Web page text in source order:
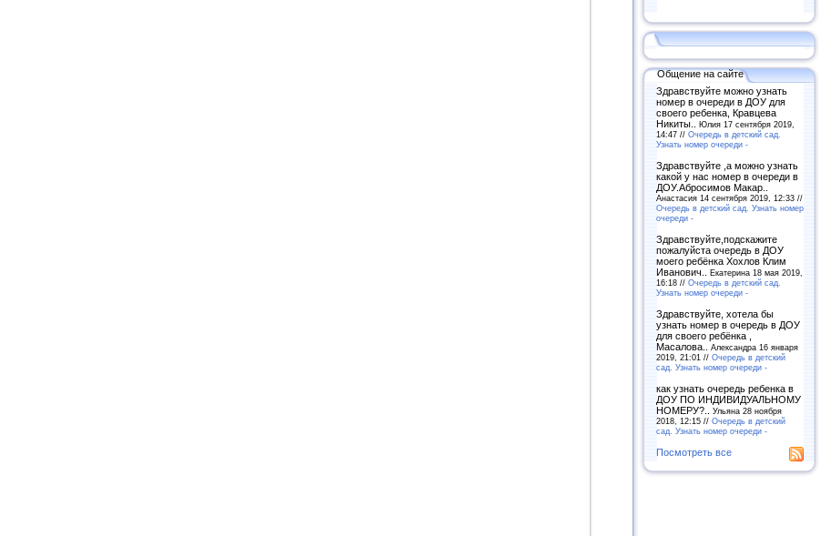
Общение на сайте
Здравствуйте можно узнать
номер в очереди в ДОУ для
своего ребенка, Кравцева
Никиты.. Юлия 17 сентября 2019,
14:47 // Очередь в детский сад.
Узнать номер очереди -
Здравствуйте ,а можно узнать
какой у нас номер в очереди в
ДОУ.Абросимов Макар..
Анастасия 14 сентября 2019, 12:33 //
Очередь в детский сад. Узнать номер
очереди -
Здравствуйте,подскажите
пожалуйста очередь в ДОУ
моего ребёнка Хохлов Клим
Иванович.. Екатерина 18 мая 2019,
16:18 // Очередь в детский сад.
Узнать номер очереди -
Здравствуйте, хотела бы
узнать номер в очередь в ДОУ
для своего ребёнка ,
Масалова.. Александра 16 января
2019, 21:01 // Очередь в детский
сад. Узнать номер очереди -
как узнать очередь ребенка в
ДОУ ПО ИНДИВИДУАЛЬНОМУ
НОМЕРУ?.. Ульяна 28 ноября
2018, 12:15 // Очередь в детский
сад. Узнать номер очереди -
Посмотреть все